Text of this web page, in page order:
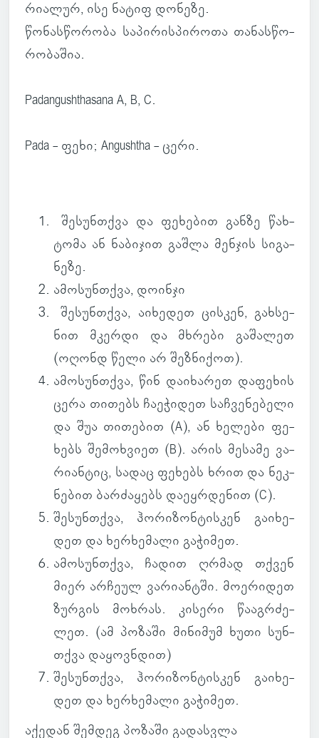
რი­ა­ლურ, ისე ნატიფ დო­ნეზე.
წო­ნას­წო­რობა სა­პი­რის­პი­როთა თა­ნას­წო­
რო­ბა­შია.
Padangushthasana A, B, C.
Pada - ფეხი; Angushtha - ცერი.
შე­სუნ­თქვა და ფე­ხე­ბით განზე წახ­
ტომა ან ნა­ბი­ჯით გაშლა მენ­ჯის სი­გა­
ნეზე.
ამო­სუნ­თქვა, დო­ინჯი
შე­სუნ­თქვა, აი­ხე­დეთ ცის­კენ, გახ­სე­
ნით მკერდი და მხრები გა­შა­ლეთ
(ოღონდ წელი არ შეზ­ნი­ქოთ).
ამო­სუნ­თქვა, წინ და­ი­ხა­რეთ და­ფე­ხის
ცერა თი­თებს ჩა­ე­ჭი­დეთ საჩ­ვე­ნე­ბელი
და შუა თი­თე­ბით (A), ან ხე­ლები ფე­
ხებს შე­მოხ­ვიეთ (B). არის მე­სამე ვა­
რი­ან­ტიც, სადაც ფე­ხებს ხრით და ნეკ­
ნე­ბით ბარ­ძა­ყებს და­ეყ­რდე­ნით (C).
შე­სუნ­თქვა, ჰო­რი­ზონ­ტის­კენ გა­ი­ხე­
დეთ და ხერ­ხე­მალი გა­ჭი­მეთ.
ამო­სუნ­თქვა, ჩადით ღრმად თქვენ
მიერ არ­ჩეულ ვა­რი­ან­ტში. მო­ე­რი­დეთ
ზურ­გის მოხ­რას. კი­სერი წა­აგ­რძე­
ლეთ. (ამ პო­ზაში მი­ნი­მუმ ხუთი სუნ­
თქვა და­ყოვ­ნდით)
შე­სუნ­თქვა, ჰო­რი­ზონ­ტის­კენ გა­ი­ხე­
დეთ და ხერ­ხე­მალი გა­ჭი­მეთ.
აქე­დან შემ­დეგ პო­ზაში გა­დას­ვლა